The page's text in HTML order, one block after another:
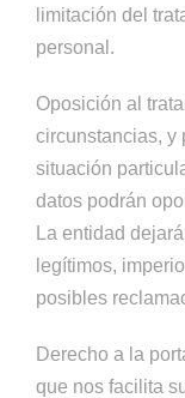
limitación del
personal.
Oposición al
circunstancias, y
situación
datos podrán
La entidad
legítimos,
posibles
Derecho a la
que nos facilita